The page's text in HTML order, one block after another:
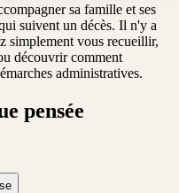
sa famille et ses
suivent un décès. Il n'y a
vous recueillir,
découvrir comment
administratives.
pensée